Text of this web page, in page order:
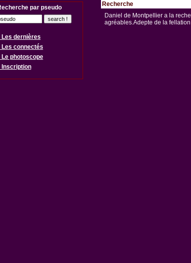
par pseudo
Les dernières
Les connectés
Le photoscope
Inscription
Recherche
Daniel de Montpellier a la
agréables.Adepte de la